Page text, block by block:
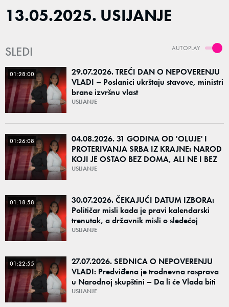
13.05.2025. USIJANJE
AUTOPLAY
SLEDI
01:28:00
29.07.2026. TREĆI DAN O NEPOVERENJU
VLADI – Poslanici ukrštaju stavove, ministri
brane izvršnu vlast
USIJANJE
01:26:08
04.08.2026. 31 GODINA OD 'OLUJE' I
PROTERIVANJA SRBA IZ KRAJNE: NAROD
KOJI JE OSTAO BEZ DOMA, ALI NE I BEZ
KORENA
USIJANJE
01:18:58
30.07.2026. ČEKAJUĆI DATUM IZBORA:
Političar misli kada je pravi kalendarski
trenutak, a državnik misli o sledećoj
generaciji
USIJANJE
01:22:55
27.07.2026. SEDNICA O NEPOVERENJU
VLADI: Predviđena je trodnevna rasprava
u Narodnoj skupštini – Da li će Vlada biti
odbranjena ili izglasano nepoverenje?
USIJANJE